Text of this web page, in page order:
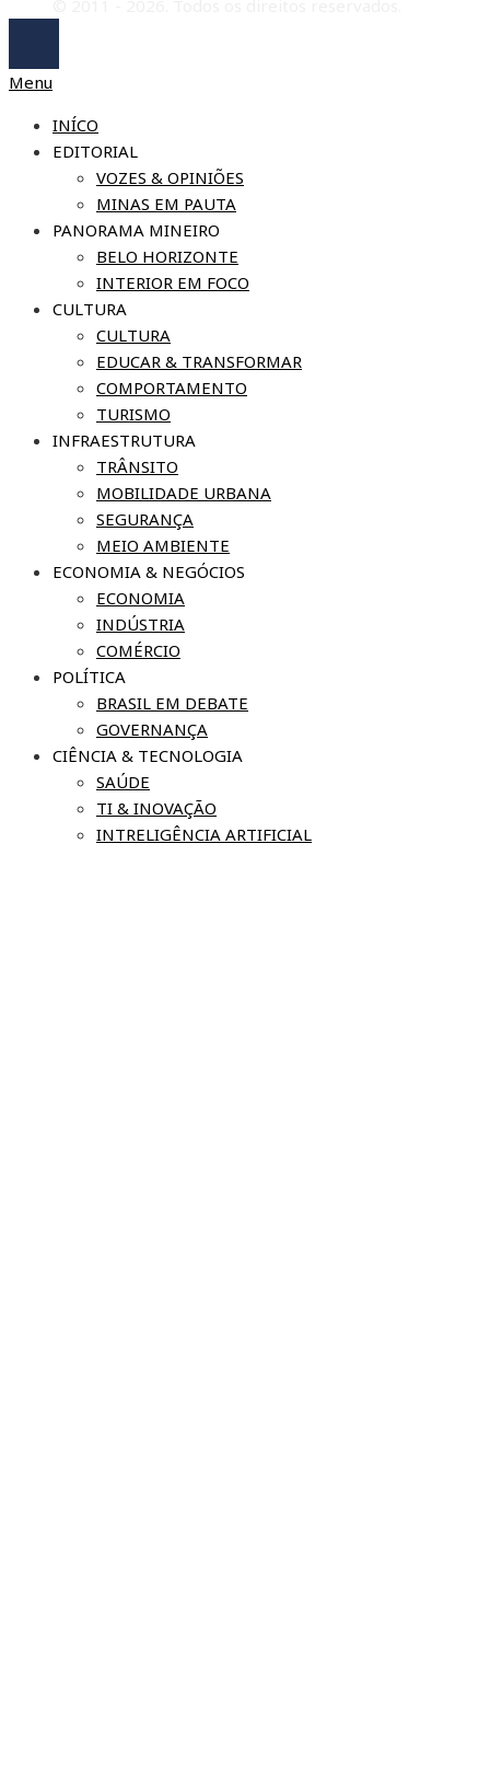
Menu
INÍCO
EDITORIAL
VOZES & OPINIÕES
MINAS EM PAUTA
PANORAMA MINEIRO
BELO HORIZONTE
INTERIOR EM FOCO
CULTURA
CULTURA
EDUCAR & TRANSFORMAR
COMPORTAMENTO
TURISMO
INFRAESTRUTURA
TRÂNSITO
MOBILIDADE URBANA
SEGURANÇA
MEIO AMBIENTE
ECONOMIA & NEGÓCIOS
ECONOMIA
INDÚSTRIA
COMÉRCIO
POLÍTICA
BRASIL EM DEBATE
GOVERNANÇA
CIÊNCIA & TECNOLOGIA
SAÚDE
TI & INOVAÇÃO
INTRELIGÊNCIA ARTIFICIAL